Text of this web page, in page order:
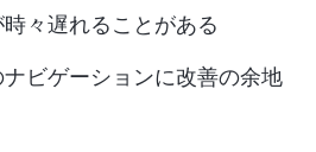
々遅れることがある
ビゲーションに改善の余地